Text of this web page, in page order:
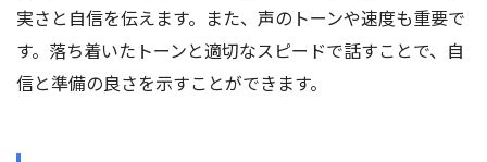
実さと自信を伝えます。また、声のトーンや速度も重要で
す。落ち着いたトーンと適切なスピードで話すことで、自
信と準備の良さを示すことができます。